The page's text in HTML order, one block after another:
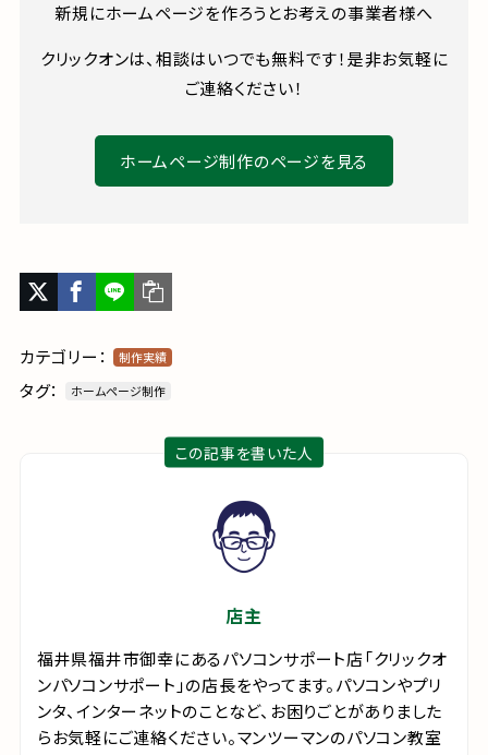
新規にホームページを作ろうとお考えの事業者様へ
クリックオンは、相談はいつでも無料です！是非お気軽に
ご連絡ください！
ホームページ制作のページを見る
カテゴリー： 制作実績
タグ： ホームページ制作
この記事を書いた人
店主
福井県福井市御幸にあるパソコンサポート店「クリックオ
ンパソコンサポート」の店長をやってます。パソコンやプリ
ンタ、インターネットのことなど、お困りごとがありました
らお気軽にご連絡ください。マンツーマンのパソコン教室